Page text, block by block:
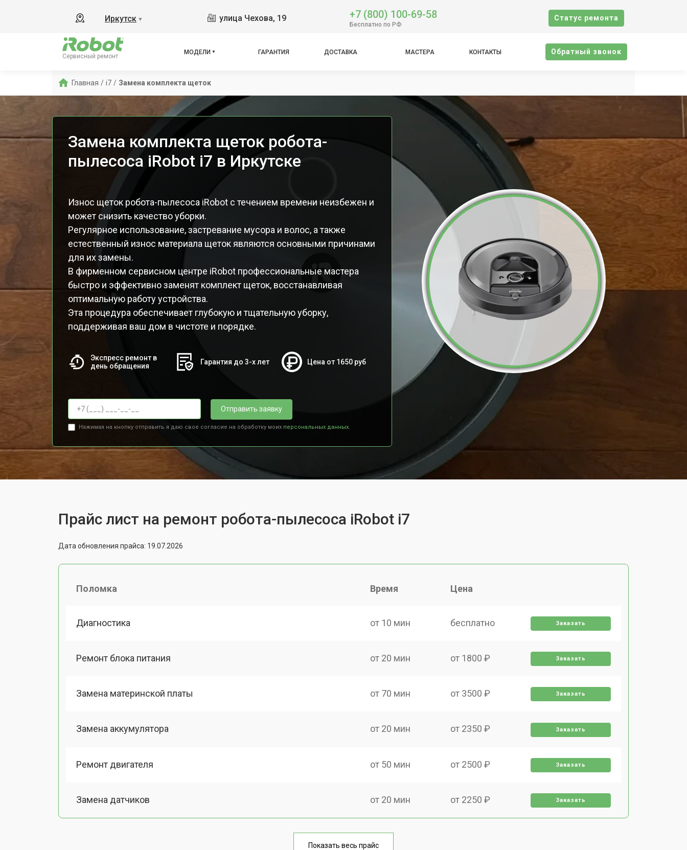
Иркутск ▼ улица Чехова, 19 +7 (800) 100-69-58
Бесплатно по РФ
Cтатус ремонта
Сервисный ремонт
МОДЕЛИ
i8
j7
880
ГАРАНТИЯ ДОСТАВКА МАСТЕРА КОНТАКТЫ Oбратный звонок
Главная / i7 / Замена комплекта щеток
Замена комплекта щеток робота-
пылесоса iRobot i7 в Иркутске
Износ щеток робота-пылесоса iRobot с течением времени неизбежен и
может снизить качество уборки.
Регулярное использование, застревание мусора и волос, а также
естественный износ материала щеток являются основными причинами
для их замены.
В фирменном сервисном центре iRobot профессиональные мастера
быстро и эффективно заменят комплект щеток, восстанавливая
оптимальную работу устройства.
Эта процедура обеспечивает глубокую и тщательную уборку,
поддерживая ваш дом в чистоте и порядке.
Экспресс ремонт в
день обращения
Гарантия до 3-х лет Цена от 1650 руб
Отправить заявку
Нажимая на кнопку отправить я даю свое согласие на обработку моих персональных данных.
Прайс лист на ремонт робота-пылесоса iRobot i7
Дата обновления прайса: 19.07.2026
Поломка Время Цена
Диагностика от 10 мин бесплатно Заказать
Ремонт блока питания от 20 мин от 1800 ₽ Заказать
Замена материнской платы от 70 мин от 3500 ₽ Заказать
Замена аккумулятора от 20 мин от 2350 ₽ Заказать
Ремонт двигателя от 50 мин от 2500 ₽ Заказать
Замена датчиков от 20 мин от 2250 ₽ Заказать
от 30 мин
Показать весь прайс